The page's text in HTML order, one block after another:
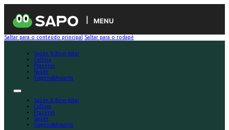
MENU
Saltar para o conteúdo principal Saltar para o rodapé
Saúde & Bem-Estar
Cultura
Prazeres
Saúde
Viagens&Resorts
Saúde & Bem-Estar
Cultura
Prazeres
Saúde
Viagens&Resorts